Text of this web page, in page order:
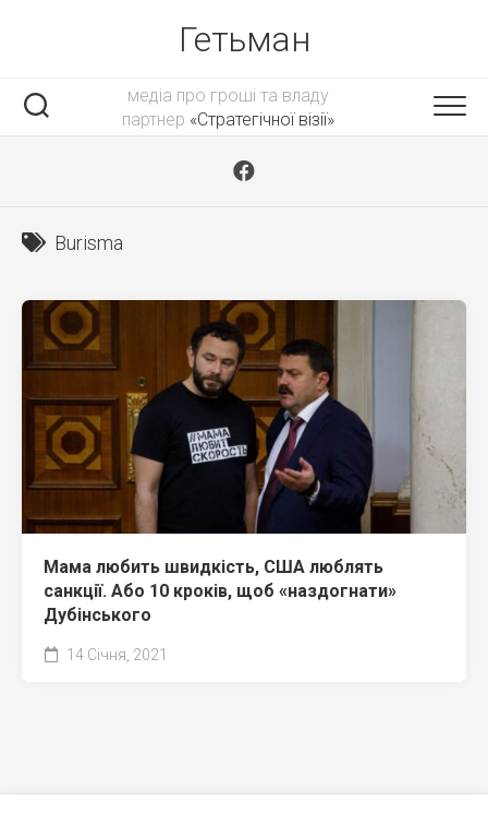
Гетьман
медіа про гроші та владу
партнер «Стратегічної візії»
Burisma
Мама любить швидкість, США люблять
санкції. Або 10 кроків, щоб «наздогнати»
Дубінського
14 Січня, 2021